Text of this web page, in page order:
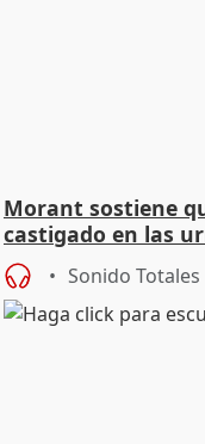
Morant sostiene
castigado en las
cambio"
Sonido Totales